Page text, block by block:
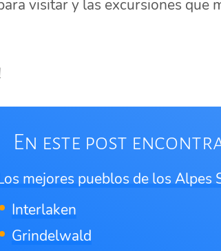
visitar y las excursiones que
En este post
mejores pueblos de los Alpes
Interlaken
Grindelwald